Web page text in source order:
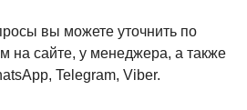
вы можете уточнить по
на сайте, у менеджера, а также
Telegram, Viber.